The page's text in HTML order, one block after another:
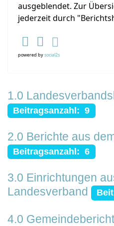
ausgeblendet. Zur
jederzeit durch
powered bysocial2s
1.0
Beitragsanzahl: 9
2.0 Berichte aus
Beitragsanzahl: 6
3.0 Einrichtungen
Landesverband
4.0